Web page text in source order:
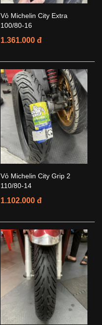
Vỏ Michelin City Extra
100/80-16
1.361.000 đ
Vỏ Michelin City Grip 2
110/80-14
1.102.000 đ